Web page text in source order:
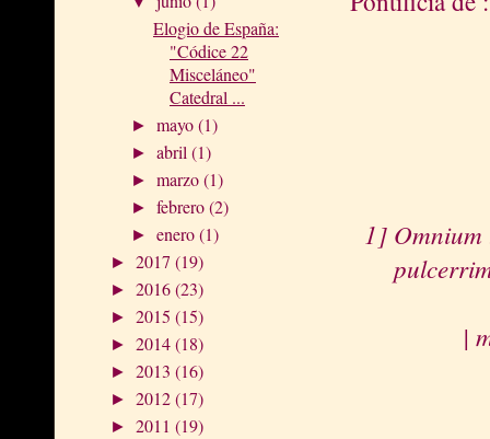
Elogio de España:
"Códice 22
Misceláneo"
Catedral ...
►mayo(1)
►abril(1)
►marzo(1)
►febrero(2)
►enero(1)
► 2017 (19)
► 2016(23)
► 2015 (15)
► 2014(18)
► 2013 (16)
► 2012(17)
► 2011 (19)
1]
|